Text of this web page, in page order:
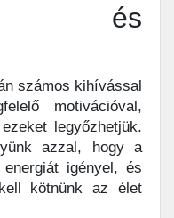
és
számos kihívással
motivációval,
legyőzhetjük.
azzal, hogy a
igényel, és
kötnünk az élet